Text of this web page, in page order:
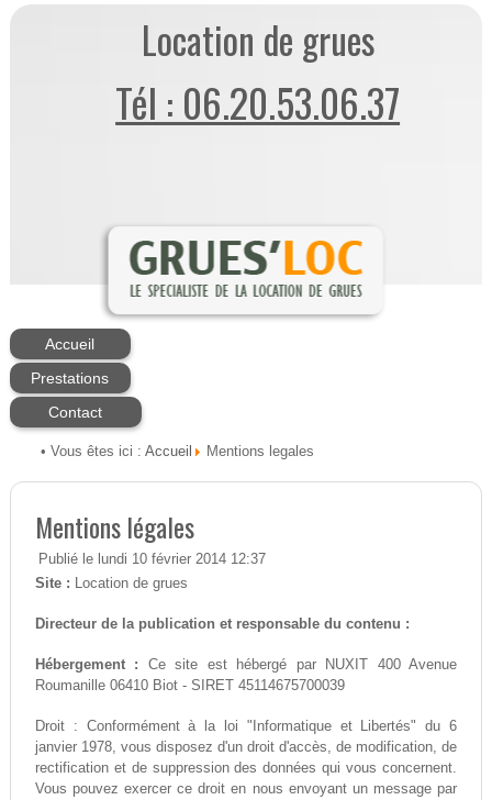
Location de grues
Tél : 06.20.53.06.37
Accueil
Prestations
Contact
• Vous êtes ici : Accueil Mentions legales
Mentions légales
Publié le lundi 10 février 2014 12:37
Site : Location de grues
Directeur de la publication et responsable du contenu :
Hébergement : Ce site est hébergé par NUXIT 400 Avenue
Roumanille 06410 Biot - SIRET 45114675700039
Droit : Conformément à la loi "Informatique et Libertés" du 6
janvier 1978, vous disposez d'un droit d'accès, de modification, de
rectification et de suppression des données qui vous concernent.
Vous pouvez exercer ce droit en nous envoyant un message par